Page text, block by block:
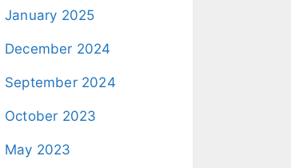
January 2025
December 2024
September 2024
October 2023
May 2023